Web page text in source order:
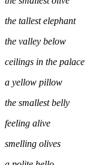
the tallest elephant
the valley below
ceilings in the palace
a yellow pillow
the smallest belly
feeling alive
smelling olives